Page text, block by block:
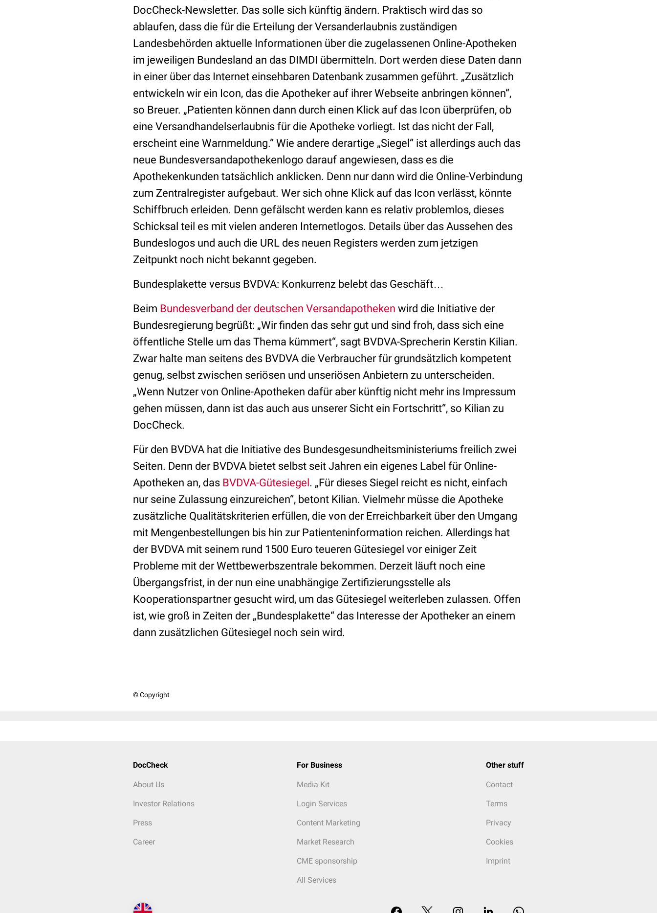
DocCheck-Newsletter. Das solle sich künftig ändern. Praktisch wird das so
ablaufen, dass die für die Erteilung der Versanderlaubnis zuständigen
Landesbehörden aktuelle Informationen über die zugelassenen Online-Apotheken
im jeweiligen Bundesland an das DIMDI übermitteln. Dort werden diese Daten dann
in einer über das Internet einsehbaren Datenbank zusammen geführt. „Zusätzlich
entwickeln wir ein Icon, das die Apotheker auf ihrer Webseite anbringen können“,
so Breuer. „Patienten können dann durch einen Klick auf das Icon überprüfen, ob
eine Versandhandelserlaubnis für die Apotheke vorliegt. Ist das nicht der Fall,
erscheint eine Warnmeldung.“ Wie andere derartige „Siegel“ ist allerdings auch das
neue Bundesversandapothekenlogo darauf angewiesen, dass es die
Apothekenkunden tatsächlich anklicken. Denn nur dann wird die Online-Verbindung
zum Zentralregister aufgebaut. Wer sich ohne Klick auf das Icon verlässt, könnte
Schiffbruch erleiden. Denn gefälscht werden kann es relativ problemlos, dieses
Schicksal teil es mit vielen anderen Internetlogos. Details über das Aussehen des
Bundeslogos und auch die URL des neuen Registers werden zum jetzigen
Zeitpunkt noch nicht bekannt gegeben.
Bundesplakette versus BVDVA: Konkurrenz belebt das Geschäft…
Beim Bundesverband der deutschen Versandapotheken wird die Initiative der
Bundesregierung begrüßt: „Wir finden das sehr gut und sind froh, dass sich eine
öffentliche Stelle um das Thema kümmert“, sagt BVDVA-Sprecherin Kerstin Kilian.
Zwar halte man seitens des BVDVA die Verbraucher für grundsätzlich kompetent
genug, selbst zwischen seriösen und unseriösen Anbietern zu unterscheiden.
„Wenn Nutzer von Online-Apotheken dafür aber künftig nicht mehr ins Impressum
gehen müssen, dann ist das auch aus unserer Sicht ein Fortschritt“, so Kilian zu
DocCheck.
Für den BVDVA hat die Initiative des Bundesgesundheitsministeriums freilich zwei
Seiten. Denn der BVDVA bietet selbst seit Jahren ein eigenes Label für Online-
Apotheken an, das BVDVA-Gütesiegel. „Für dieses Siegel reicht es nicht, einfach
nur seine Zulassung einzureichen“, betont Kilian. Vielmehr müsse die Apotheke
zusätzliche Qualitätskriterien erfüllen, die von der Erreichbarkeit über den Umgang
mit Mengenbestellungen bis hin zur Patienteninformation reichen. Allerdings hat
der BVDVA mit seinem rund 1500 Euro teueren Gütesiegel vor einiger Zeit
Probleme mit der Wettbewerbszentrale bekommen. Derzeit läuft noch eine
Übergangsfrist, in der nun eine unabhängige Zertifizierungsstelle als
Kooperationspartner gesucht wird, um das Gütesiegel weiterleben zulassen. Offen
ist, wie groß in Zeiten der „Bundesplakette“ das Interesse der Apotheker an einem
dann zusätzlichen Gütesiegel noch sein wird.
© Copyright
DocCheck
About Us
Investor Relations
Press
Career
For Business
Media Kit
Login Services
Content Marketing
Market Research
CME sponsorship
All Services
Other stuff
Contact
Terms
Privacy
Cookies
Imprint